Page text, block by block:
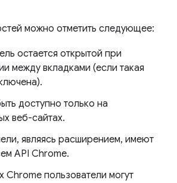
можно отметить следующее:
остается открытой при
между вкладками (если такая
доступно только на
веб-сайтах.
являясь расширением, имеют
API Chrome.
Chrome пользователи могут